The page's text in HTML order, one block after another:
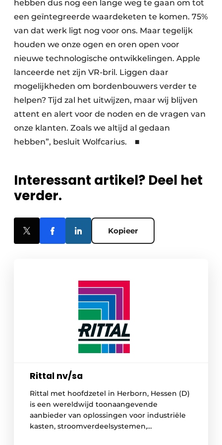
hebben dus nog een lange weg te gaan om tot
een geïntegreerde waardeketen te komen. 75%
van dat werk ligt nog voor ons. Maar tegelijk
houden we onze ogen en oren open voor
nieuwe technologische ontwikkelingen. Apple
lanceerde net zijn VR-bril. Liggen daar
mogelijkheden om bordenbouwers verder te
helpen? Tijd zal het uitwijzen, maar wij blijven
attent en alert voor de noden en de vragen van
onze klanten. Zoals we altijd al gedaan
hebben”, besluit Wolfcarius. ■
Interessant artikel? Deel het
verder.
Kopieer
Rittal nv/sa
Rittal met hoofdzetel in Herborn, Hessen (D)
is een wereldwijd toonaangevende
aanbieder van oplossingen voor industriële
kasten, stroomverdeelsystemen,